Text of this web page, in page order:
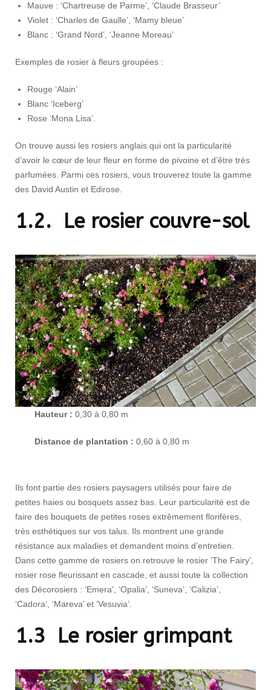
Mauve : ‘Chartreuse de Parme’, ‘Claude Brasseur’
Violet : ‘Charles de Gaulle’, ‘Mamy bleue’
Blanc : ‘Grand Nord’, ‘Jeanne Moreau’
Exemples de rosier à fleurs groupées :
Rouge ‘Alain’
Blanc ‘Iceberg’
Rose ‘Mona Lisa’.
On trouve aussi les rosiers anglais qui ont la particularité
d’avoir le cœur de leur fleur en forme de pivoine et d’être très
parfumées. Parmi ces rosiers, vous trouverez toute la gamme
des David Austin et Edirose.
1.2. Le rosier couvre-sol
Hauteur : 0,30 à 0,80 m
Distance de plantation : 0,60 à 0,80 m
Ils font partie des rosiers paysagers utilisés pour faire de
petites haies ou bosquets assez bas. Leur particularité est de
faire des bouquets de petites roses extrêmement florifères,
très esthétiques sur vos talus. Ils montrent une grande
résistance aux maladies et demandent moins d’entretien.
Dans cette gamme de rosiers on retrouve le rosier ‘The Fairy’,
rosier rose fleurissant en cascade, et aussi toute la collection
des Décorosiers : ‘Emera’, ‘Opalia’, ‘Suneva’, ‘Calizia’,
‘Cadora’, ‘Mareva’ et ‘Vesuvia’.
1.3 Le rosier grimpant